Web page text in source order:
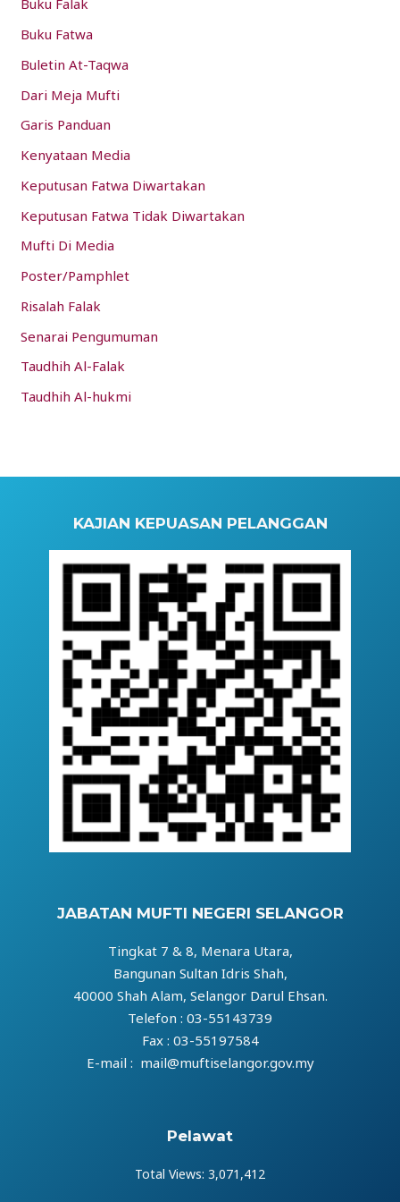
o
r
:
Buku Falak
Buku Fatwa
Buletin At-Taqwa
Dari Meja Mufti
Garis Panduan
Kenyataan Media
Keputusan Fatwa Diwartakan
Keputusan Fatwa Tidak Diwartakan
Mufti Di Media
Poster/Pamphlet
Risalah Falak
Senarai Pengumuman
Taudhih Al-Falak
Taudhih Al-hukmi
KAJIAN KEPUASAN PELANGGAN
JABATAN MUFTI NEGERI SELANGOR
Tingkat 7 & 8, Menara Utara,
Bangunan Sultan Idris Shah,
40000 Shah Alam, Selangor Darul Ehsan.
Telefon : 03-55143739
Fax : 03-55197584
E-mail : mail@muftiselangor.gov.my
Pelawat
Total Views: 3,071,412